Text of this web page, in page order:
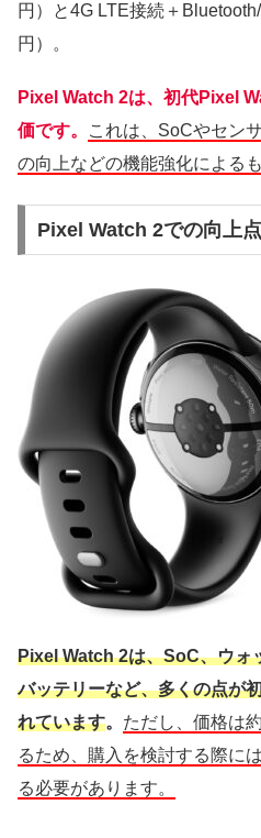
円）と4G LTE接続＋
円）。
Pixel Watch 2は、初代Pixel
価です。
これは、SoCやセン
の向上などの機能強化による
Pixel Watch 2での向上
Pixel Watch 2は、SoC、ウォ
バッテリーなど、多くの点が
れています。 ただし、価格は
るため、購入を検討する際に
る必要があります。